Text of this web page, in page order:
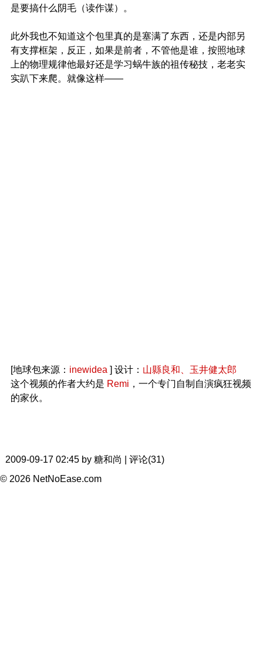
是要搞什么阴毛（读作谋）。
此外我也不知道这个包里真的是塞满了东西，还是内部另
有支撑框架，反正，如果是前者，不管他是谁，按照地球
上的物理规律他最好还是学习蜗牛族的祖传秘技，老老实
实趴下来爬。就像这样——
[地球包来源： inewidea ] 设计： 山縣良和、玉井健太郎
这个视频的作者大约是 Remi ，一个专门自制自演疯狂视频
的家伙。
2009-09-17 02:45 by 糖和尚 | 评论(31)
© 2026 NetNoEase.com